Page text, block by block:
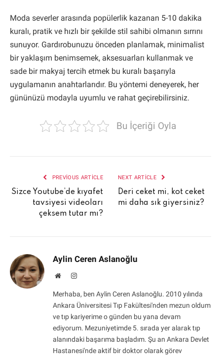
Moda severler arasında popülerlik kazanan 5-10 dakika
kuralı, pratik ve hızlı bir şekilde stil sahibi olmanın sırrını
sunuyor. Gardırobunuzu önceden planlamak, minimalist
bir yaklaşım benimsemek, aksesuarları kullanmak ve
sade bir makyaj tercih etmek bu kuralı başarıyla
uygulamanın anahtarlarıdır. Bu yöntemi deneyerek, her
gününüzü modayla uyumlu ve rahat geçirebilirsiniz.
Bu İçeriği Oyla
PREVIOUS ARTICLE
Sizce Youtube’de kıyafet
tavsiyesi videoları
çeksem tutar mı?
NEXT ARTICLE
Deri ceket mi, kot ceket
mi daha sık giyersiniz?
Aylin Ceren Aslanoğlu
WebsiteInstagram
Merhaba, ben Aylin Ceren Aslanoğlu. 2010 yılında
Ankara Üniversitesi Tıp Fakültesi'nden mezun oldum
ve tıp kariyerime o günden bu yana devam
ediyorum. Mezuniyetimde 5. sırada yer alarak tıp
alanındaki başarıma başladım. Şu an Ankara Devlet
Hastanesi'nde aktif bir doktor olarak görev